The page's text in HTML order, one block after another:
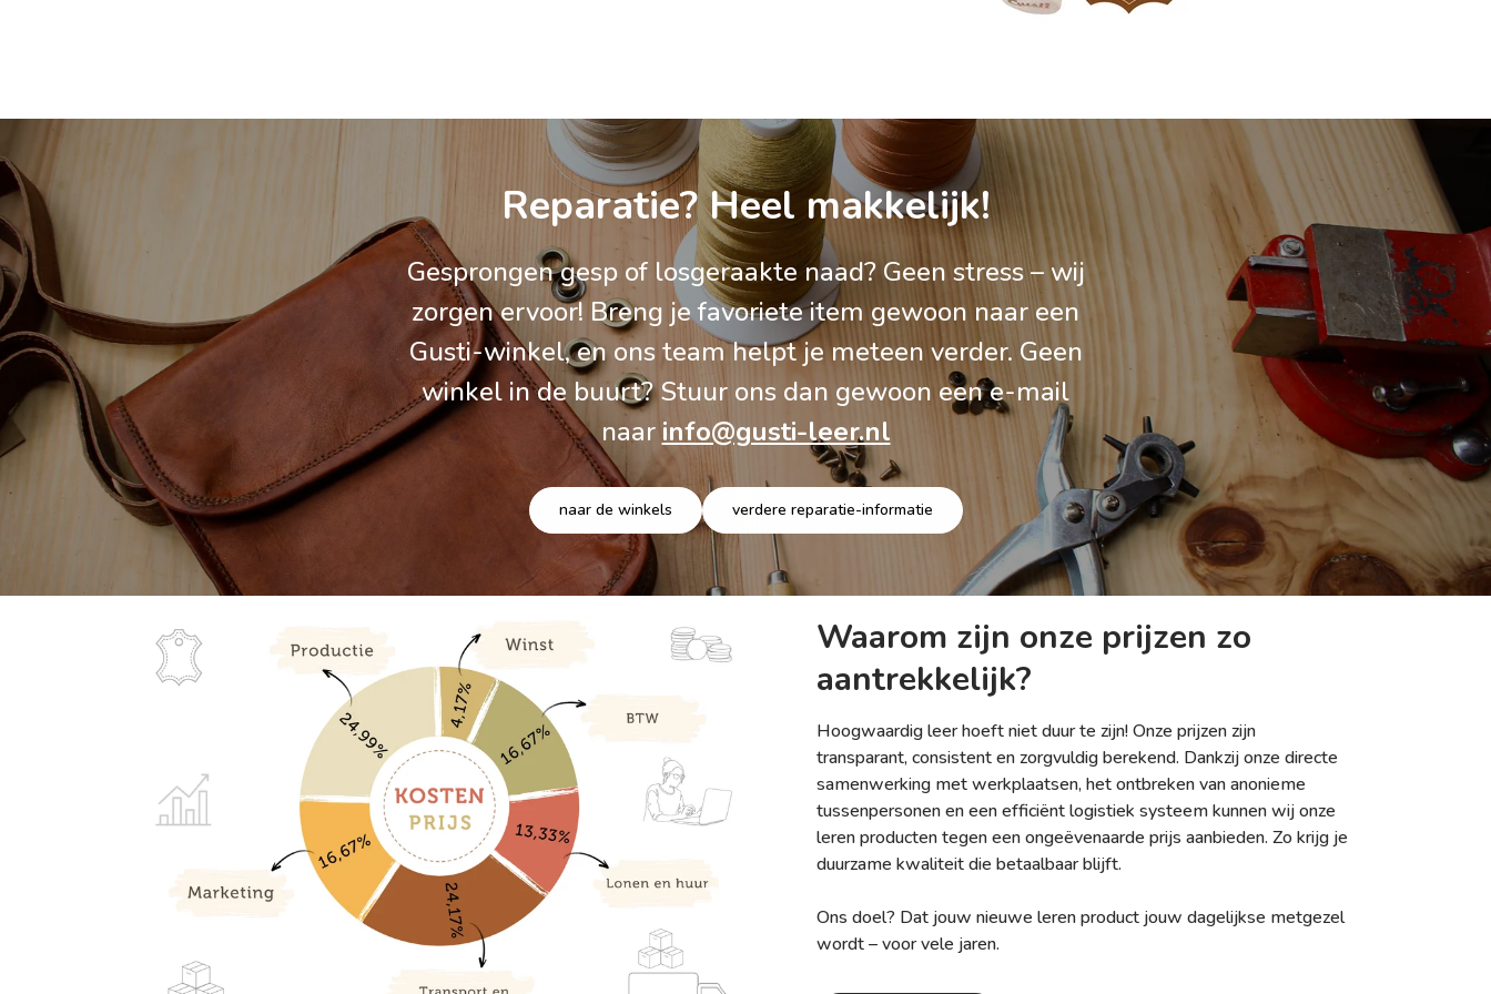
Reparatie? Heel makkelijk!
Gesprongen gesp of losgeraakte naad? Geen stress – wij
zorgen ervoor! Breng je favoriete item gewoon naar een
Gusti-winkel, en ons team helpt je meteen verder. Geen
winkel in de buurt? Stuur ons dan gewoon een e-mail
naar info@gusti-leer.nl
naar de winkels verdere reparatie-informatie
Waarom zijn onze prijzen zo
aantrekkelijk?
Hoogwaardig leer hoeft niet duur te zijn! Onze prijzen zijn
transparant, consistent en zorgvuldig berekend. Dankzij onze directe
samenwerking met werkplaatsen, het ontbreken van anonieme
tussenpersonen en een efficiënt logistiek systeem kunnen wij onze
leren producten tegen een ongeëvenaarde prijs aanbieden. Zo krijg je
duurzame kwaliteit die betaalbaar blijft.
Ons doel? Dat jouw nieuwe leren product jouw dagelijkse metgezel
wordt – voor vele jaren.